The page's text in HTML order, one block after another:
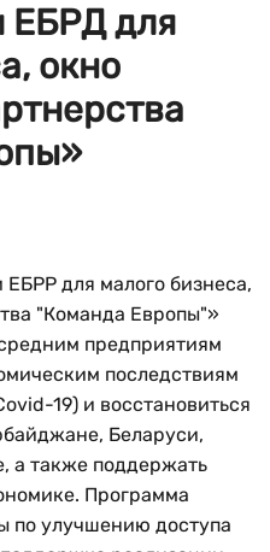
ЕБРД для
окно
для малого бизнеса,
"Команда Европы"»
предприятиям
последствиям
19) и восстановиться
Беларуси,
а также поддержать
Программа
по улучшению доступа